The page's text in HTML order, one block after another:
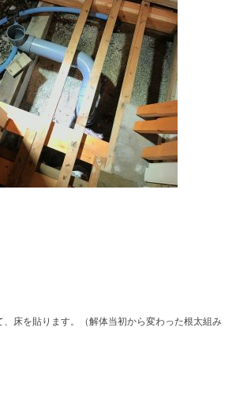
、床を貼ります。（解体当初から変わった根太組み